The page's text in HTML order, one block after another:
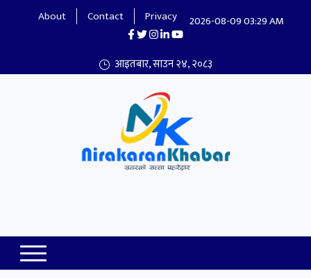
About Contact Privacy 2026-08-09 03:29 AM
आइतबार, साउन २४, २०८३